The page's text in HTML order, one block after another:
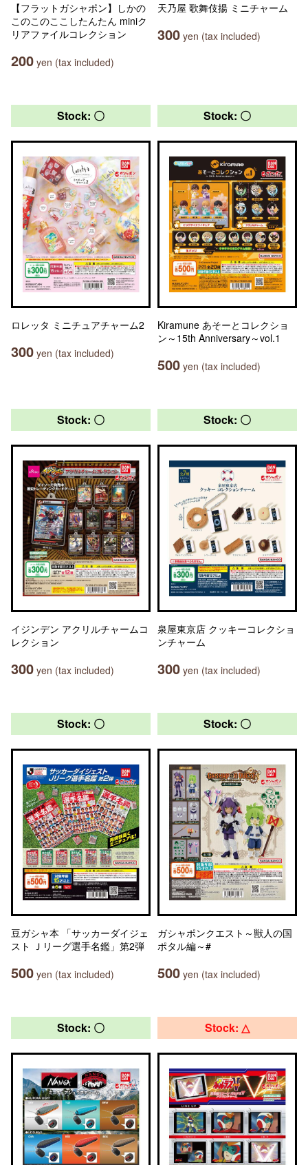
【フラットガシャポン】しかの
このこのここしたんたん miniク
リアファイルコレクション
200 yen (tax included)
天乃屋 歌舞伎揚 ミニチャーム
300 yen (tax included)
Stock: 〇
ロレッタ ミニチュアチャーム2
300 yen (tax included)
Stock: 〇
Kiramune あそーとコレクショ
ン～15th Anniversary～vol.1
500 yen (tax included)
Stock: 〇
イジンデン アクリルチャームコ
レクション
300 yen (tax included)
Stock: 〇
泉屋東京店 クッキーコレクショ
ンチャーム
300 yen (tax included)
Stock: 〇
豆ガシャ本 「サッカーダイジェ
スト Ｊリーグ選手名鑑」第2弾
500 yen (tax included)
Stock: 〇
ガシャポンクエスト～獣人の国
ポタル編～#
500 yen (tax included)
Stock: 〇 Stock: △